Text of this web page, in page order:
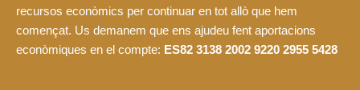
recursos econòmics per continuar en tot allò que hem
començat. Us demanem que ens ajudeu fent aportacions
econòmiques en el compte: ES82 3138 2002 9220 2955 5428